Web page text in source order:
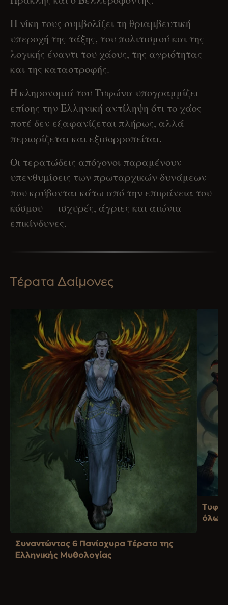
Η νίκη τους συμβολίζει τη θριαμβευτική
υπεροχή της τάξης, του πολιτισμού και της
λογικής έναντι του χάους, της αγριότητας
και της καταστροφής.
Η κληρονομιά του Τυφώνα υπογραμμίζει
επίσης την Ελληνική αντίληψη ότι το χάος
ποτέ δεν εξαφανίζεται πλήρως, αλλά
περιορίζεται και εξισορροπείται.
Οι τερατώδεις απόγονοι παραμένουν
υπενθυμίσεις των πρωταρχικών δυνάμεων
που κρύβονται κάτω από την επιφάνεια του
κόσμου — ισχυρές, άγριες και αιώνια
επικίνδυνες.
Τέρατα Δαίμονες
Συναντώντας 6 Πανίσχυρα Τέρατα της
Ελληνικής Μυθολογίας
όλων